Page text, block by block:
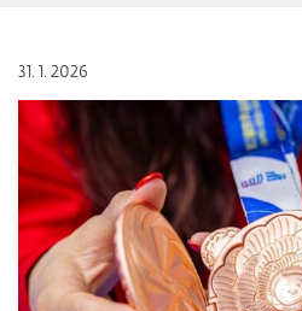
31. 1. 2026